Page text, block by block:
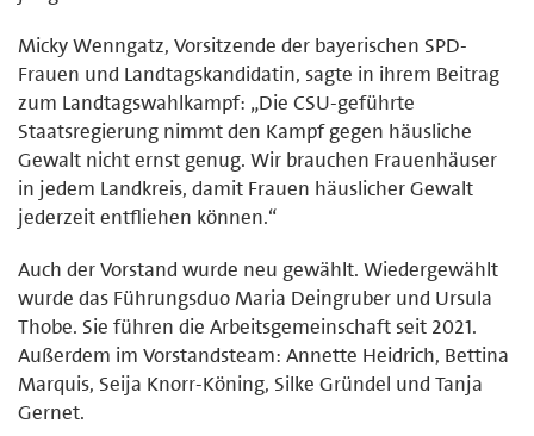
Micky Wenngatz, Vorsitzende der bayerischen SPD-
Frauen und Landtagskandidatin, sagte in ihrem Beitrag
zum Landtagswahlkampf: „Die CSU-geführte
Staatsregierung nimmt den Kampf gegen häusliche
Gewalt nicht ernst genug. Wir brauchen Frauenhäuser
in jedem Landkreis, damit Frauen häuslicher Gewalt
jederzeit entfliehen können.“
Auch der Vorstand wurde neu gewählt. Wiedergewählt
wurde das Führungsduo Maria Deingruber und Ursula
Thobe. Sie führen die Arbeitsgemeinschaft seit 2021.
Außerdem im Vorstandsteam: Annette Heidrich, Bettina
Marquis, Seija Knorr-Köning, Silke Gründel und Tanja
Gernet.